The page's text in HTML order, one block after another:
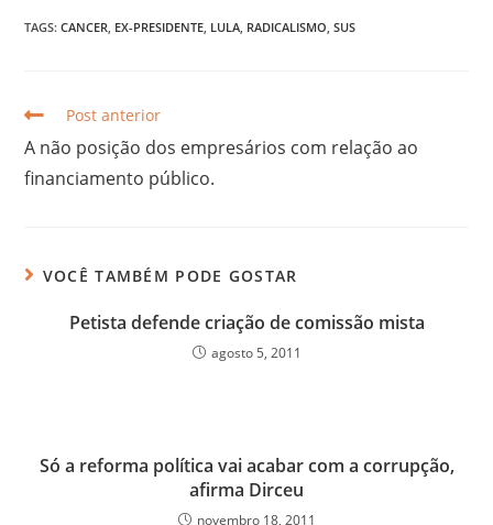
TAGS:CANCER EX-PRESIDENTE LULA RADICALISMO SUS
Post anterior
A não posição dos empresários com relação ao
financiamento público.
VOCÊ TAMBÉM PODE GOSTAR
Petista defende criação de comissão mista
agosto 5, 2011
Só a reforma política vai acabar com a corrupção,
afirma Dirceu
novembro 18, 2011